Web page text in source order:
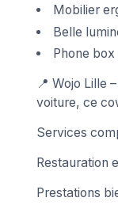
Mobilier
Belle
Phone
📍 Wojo Lille
voiture, ce
Services
Restauration
Prestations